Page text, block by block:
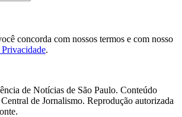
concorda com nossos termos e com nosso
.
de Notícias de São Paulo. Conteúdo
de Jornalismo. Reprodução autorizada